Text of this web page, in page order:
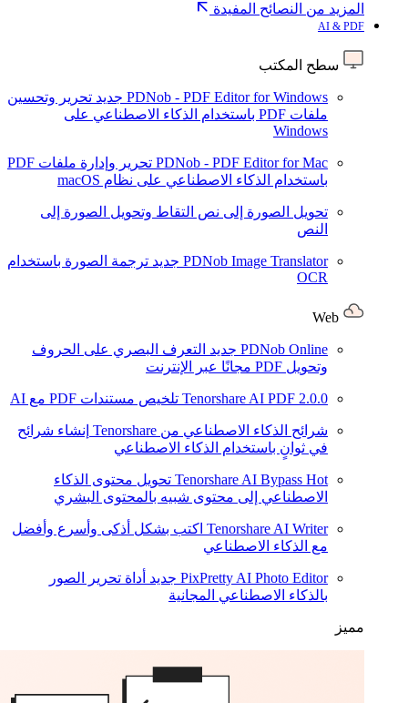
المزيد من النصائح المفيدة
AI & PDF
سطح المكتب
PDNob - PDF Editor for Windows جديد تحرير وتحسين
ملفات PDF باستخدام الذكاء الاصطناعي على
Windows
PDNob - PDF Editor for Mac
تحرير وإدارة ملفات PDF
باستخدام الذكاء الاصطناعي على نظام macOS
تحويل الصورة إلى نص التقاط وتحويل الصورة إلى
النص
PDNob Image Translator جديد ترجمة الصورة باستخدام
OCR
PDNob Online جديد التعرف البصري على الحروف
وتحويل PDF مجانًا عبر الإنترنت
Tenorshare AI PDF 2.0.0 تلخيص مستندات PDF مع AI
شرائح الذكاء الاصطناعي من Tenorshare
إنشاء شرائح
في ثوانٍ باستخدام الذكاء الاصطناعي
Tenorshare AI Bypass Hot
تحويل محتوى الذكاء
الاصطناعي إلى محتوى شبيه بالمحتوى البشري
Tenorshare AI Writer اكتب بشكل أذكى وأسرع وأفضل
مع الذكاء الاصطناعي
PixPretty AI Photo Editor جديد أداة تحرير الصور
بالذكاء الاصطناعي المجانية
مميز